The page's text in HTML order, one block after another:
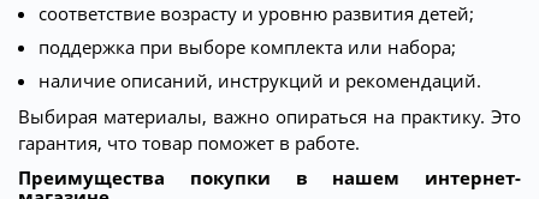
соответствие возрасту и уровню развития детей;
поддержка при выборе комплекта или набора;
наличие описаний, инструкций и рекомендаций.
Выбирая материалы, важно опираться на практику. Это
гарантия, что товар поможет в работе.
Преимущества покупки в нашем интернет-